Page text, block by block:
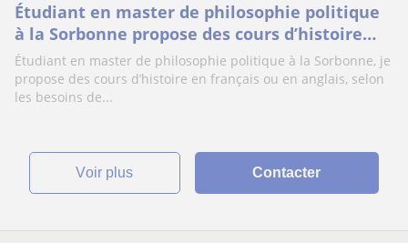
Étudiant en master de philosophie politique
à la Sorbonne propose des cours d’histoire
vivants avec frises, cartes mentales et mét
Étudiant en master de philosophie politique à la Sorbonne, je
propose des cours d’histoire en français ou en anglais, selon
les besoins de...
voir plus Contacter